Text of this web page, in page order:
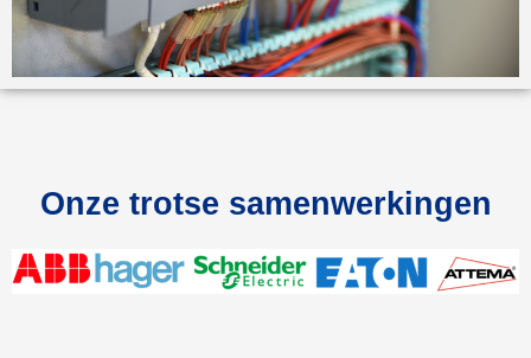
Onze trotse samenwerkingen